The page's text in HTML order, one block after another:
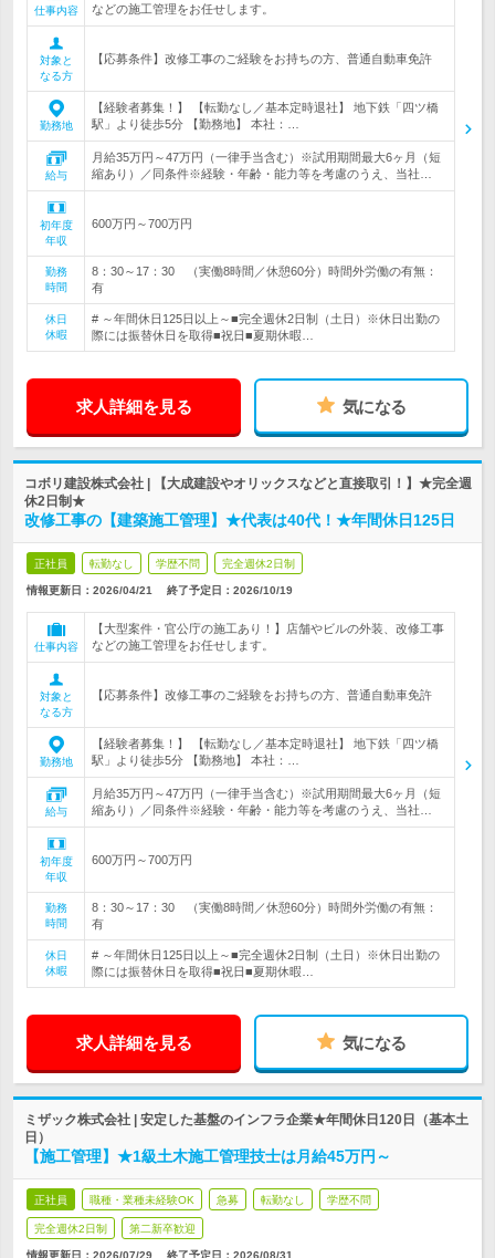
仕事内容
などの施工管理をお任せします。
対象と
なる方
【応募条件】改修工事のご経験をお持ちの方、普通自動車免許
勤務地
【経験者募集！】 【転勤なし／基本定時退社】 地下鉄「四ツ橋
駅」より徒歩5分 【勤務地】 本社：…
給与
月給35万円～47万円（一律手当含む）※試用期間最大6ヶ月（短
縮あり）／同条件※経験・年齢・能力等を考慮のうえ、当社…
初年度
年収
600万円～700万円
勤務
時間
8：30～17：30 （実働8時間／休憩60分）時間外労働の有無：
有
休日
休暇
# ～年間休日125日以上～■完全週休2日制（土日）※休日出勤の
際には振替休日を取得■祝日■夏期休暇…
求人詳細を見る 気になる
コボリ建設株式会社 | 【大成建設やオリックスなどと直接取引！】★完全週
休2日制★
改修工事の【建築施工管理】★代表は40代！★年間休日125日
正社員 転勤なし 学歴不問 完全週休2日制
情報更新日：2026/04/21 終了予定日： 2026/10/19
仕事内容
【大型案件・官公庁の施工あり！】店舗やビルの外装、改修工事
などの施工管理をお任せします。
対象と
なる方
【応募条件】改修工事のご経験をお持ちの方、普通自動車免許
勤務地
【経験者募集！】 【転勤なし／基本定時退社】 地下鉄「四ツ橋
駅」より徒歩5分 【勤務地】 本社：…
給与
月給35万円～47万円（一律手当含む）※試用期間最大6ヶ月（短
縮あり）／同条件※経験・年齢・能力等を考慮のうえ、当社…
初年度
年収
600万円～700万円
勤務
時間
8：30～17：30 （実働8時間／休憩60分）時間外労働の有無：
有
休日
休暇
# ～年間休日125日以上～■完全週休2日制（土日）※休日出勤の
際には振替休日を取得■祝日■夏期休暇…
求人詳細を見る 気になる
ミザック株式会社 | 安定した基盤のインフラ企業★年間休日120日（基本土
日）
【施工管理】★1級土木施工管理技士は月給45万円～
正社員 職種・業種未経験OK 急募 転勤なし 学歴不問
完全週休2日制 第二新卒歓迎
情報更新日：2026/07/29 終了予定日： 2026/08/31